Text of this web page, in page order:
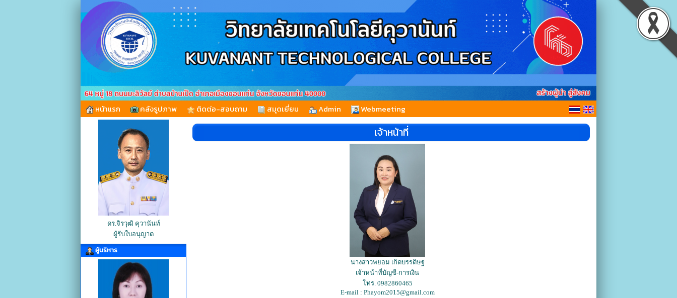
หน้าแรก คลังรูปภาพ ติดต่อ-สอบถาม สมุดเยี่ยม Admin Webmeeting
ดร.จิรวุฒิ คุวานันท์
ผู้รับใบอนุญาต
ผู้บริหาร
เจ้าหน้าที่
นางสาวพยอม เกิดบรรดิษฐ
เจ้าหน้าที่บัญชี-การเงิน
โทร. 0982860465
E-mail : Phayom2015@gmail.com